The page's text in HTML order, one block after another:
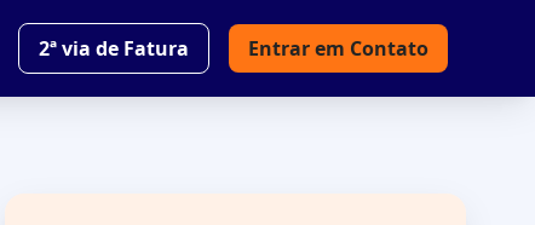
Entrar em Contato
2ª via de Fatura